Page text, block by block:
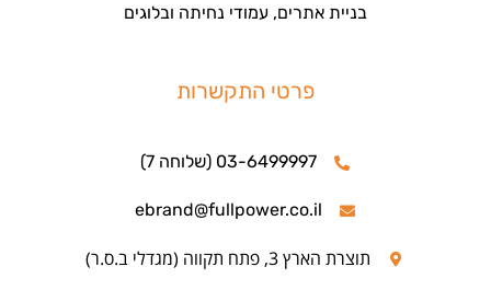
בניית אתרים, עמודי נחיתה ובלוגים
פרטי התקשרות
03-6499997 (שלוחה 7)
ebrand@fullpower.co.il
תוצרת הארץ 3, פתח תקווה (מגדלי ב.ס.ר)